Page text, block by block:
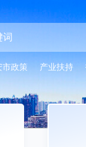
市政策 产业扶持